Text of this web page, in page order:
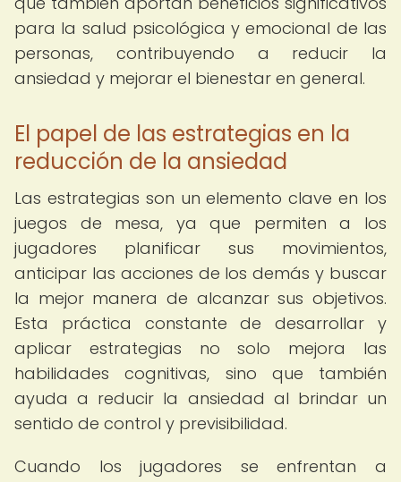
para la salud psicológica y emocional de las
personas, contribuyendo a reducir la
ansiedad y mejorar el bienestar en general.
El papel de las estrategias en la
reducción de la ansiedad
Las estrategias son un elemento clave en los
juegos de mesa, ya que permiten a los
jugadores planificar sus movimientos,
anticipar las acciones de los demás y buscar
la mejor manera de alcanzar sus objetivos.
Esta práctica constante de desarrollar y
aplicar estrategias no solo mejora las
habilidades cognitivas, sino que también
ayuda a reducir la ansiedad al brindar un
sentido de control y previsibilidad.
Cuando los jugadores se enfrentan a